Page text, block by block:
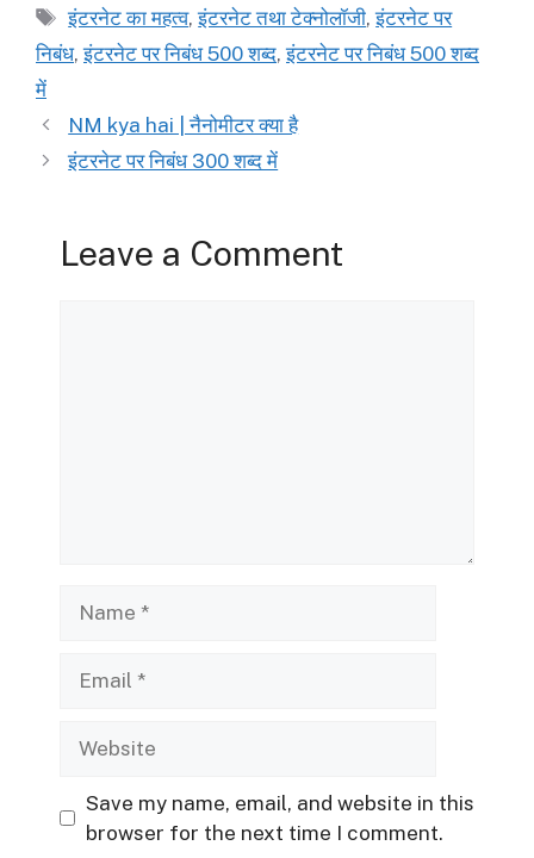
Tags
इंटरनेट का महत्व,इंटरनेट तथा टेक्नोलॉजी,इंटरनेट पर
निबंध,इंटरनेट पर निबंध 500 शब्द,इंटरनेट पर निबंध 500 शब्द
में
NM kya hai | नैनोमीटर क्या है
इंटरनेट पर निबंध 300 शब्द में
Leave a Comment
Save my name, email, and website in this
browser for the next time I comment.